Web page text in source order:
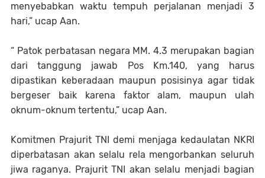
menyebabkan waktu tempuh perjalanan menjadi 3
hari,” ucap Aan.
“ Patok perbatasan negara MM. 4.3 merupakan bagian
dari tanggung jawab Pos Km.140, yang harus
dipastikan keberadaan maupun posisinya agar tidak
bergeser baik karena faktor alam, maupun ulah
oknum-oknum tertentu,” ucap Aan.
Komitmen Prajurit TNI demi menjaga kedaulatan NKRI
diperbatasan akan selalu rela mengorbankan seluruh
jiwa raganya. Prajurit TNI akan selalu menjadi bagian